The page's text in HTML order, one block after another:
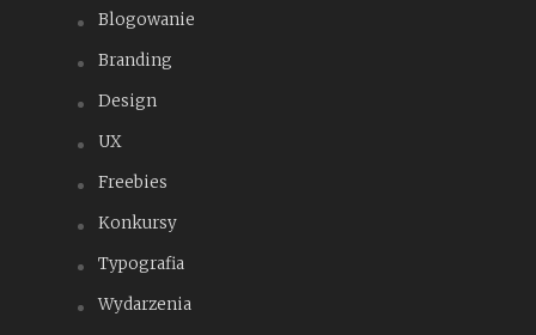
Blogowanie
Branding
Design
UX
Freebies
Konkursy
Typografia
Wydarzenia